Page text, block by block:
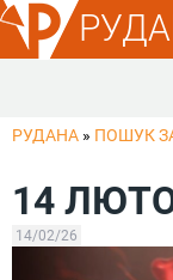
РУДАНА » ПОШУК
14
14/02/26